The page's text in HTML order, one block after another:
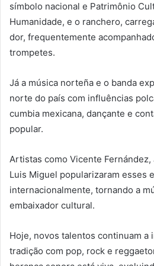
símbolo nacional e Patrimônio
Humanidade, e o ranchero,
dor, frequentemente
trompetes.
Já a música norteña e o banda
norte do país com influências
cumbia mexicana, dançante e
popular.
Artistas como Vicente Fernández,
Luis Miguel popularizaram esses
internacionalmente, tornando a
embaixador cultural.
Hoje, novos talentos continuam a
tradição com pop, rock e